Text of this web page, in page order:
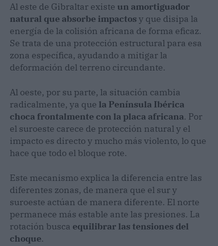
Al este de Gibraltar existe un amortiguador
natural que absorbe impactos y que disipa la
energía de la colisión africana de forma eficaz.
Se trata de una protección estructural para esa
zona específica, ayudando a mitigar la
deformación del terreno circundante.
Al oeste, por su parte, la situación cambia
radicalmente, ya que la Península Ibérica
choca frontalmente con la placa africana. Por
el suroeste carece de protección natural y el
impacto es directo y mucho más violento, lo que
hace que todo el bloque rote.
Este mecanismo explica la diferencia entre las
diferentes zonas, de manera que el sur y
suroeste actúan de manera diferente. El norte
permanece más estable ante las presiones. La
rotación busca equilibrar las tensiones del
choque.